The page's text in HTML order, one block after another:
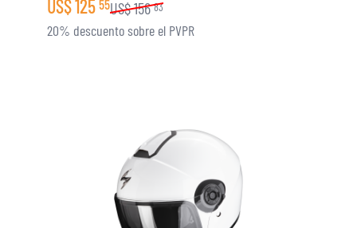
US$125 55US$156 83
20% descuento sobre el PVPR